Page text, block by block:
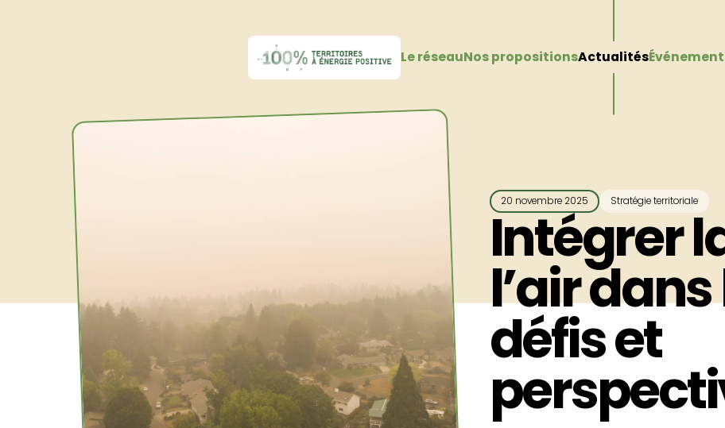
Le réseauNos propositionsActualités
20 novembre 2025 Stratégie territoriale
Intégrer
l’air dans
défis et